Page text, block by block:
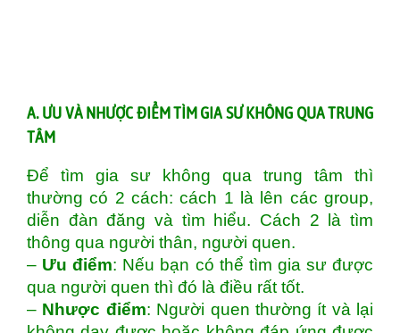
A. ƯU VÀ NHƯỢC ĐIỂM TÌM GIA SƯ KHÔNG QUA TRUNG
TÂM
Để tìm gia sư không qua trung tâm thì
thường có 2 cách: cách 1 là lên các group,
diễn đàn đăng và tìm hiểu. Cách 2 là tìm
thông qua người thân, người quen.
– Ưu điểm: Nếu bạn có thể tìm gia sư được
qua người quen thì đó là điều rất tốt.
– Nhược điểm: Người quen thường ít và lại